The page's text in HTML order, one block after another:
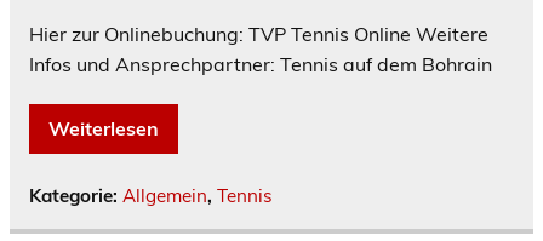
Hier zur Onlinebuchung: TVP Tennis Online Weitere
Infos und Ansprechpartner: Tennis auf dem Bohrain
Weiterlesen
Kategorie: Allgemein, Tennis